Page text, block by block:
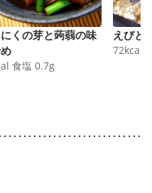
くの芽と蒟蒻の味
食塩 0.7g
えびと
72kcal